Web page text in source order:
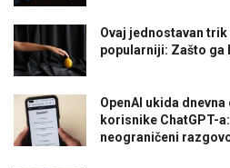
Ovaj jednostavan
popularniji: Zašto ga
OpenAI ukida
korisnike ChatGPT-
neograničeni